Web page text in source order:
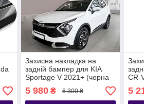
Захисна накладка на
задній бампер для KIA
Sportage V 2021+ (чорна
матова)
5 980₴ 6 300 ₴
CR-
5